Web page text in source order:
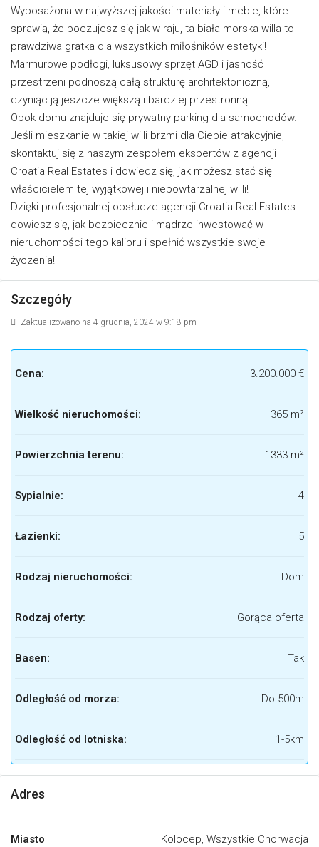
Wyposażona w najwyższej jakości materiały i meble, które
sprawią, że poczujesz się jak w raju, ta biała morska willa to
prawdziwa gratka dla wszystkich miłośników estetyki!
Marmurowe podłogi, luksusowy sprzęt AGD i jasność
przestrzeni podnoszą całą strukturę architektoniczną,
czyniąc ją jeszcze większą i bardziej przestronną.
Obok domu znajduje się prywatny parking dla samochodów.
Jeśli mieszkanie w takiej willi brzmi dla Ciebie atrakcyjnie,
skontaktuj się z naszym zespołem ekspertów z agencji
Croatia Real Estates i dowiedz się, jak możesz stać się
właścicielem tej wyjątkowej i niepowtarzalnej willi!
Dzięki profesjonalnej obsłudze agencji Croatia Real Estates
dowiesz się, jak bezpiecznie i mądrze inwestować w
nieruchomości tego kalibru i spełnić wszystkie swoje
życzenia!
Szczegóły
Zaktualizowano na 4 grudnia, 2024 w 9:18 pm
Cena: 3.200.000 €
Wielkość nieruchomości: 365 m²
Powierzchnia terenu: 1333 m²
Sypialnie: 4
Łazienki: 5
Rodzaj nieruchomości: Dom
Rodzaj oferty: Gorąca oferta
Basen: Tak
Odległość od morza: Do 500m
Odległość od lotniska: 1-5km
Adres
Miasto Kolocep, Wszystkie Chorwacja